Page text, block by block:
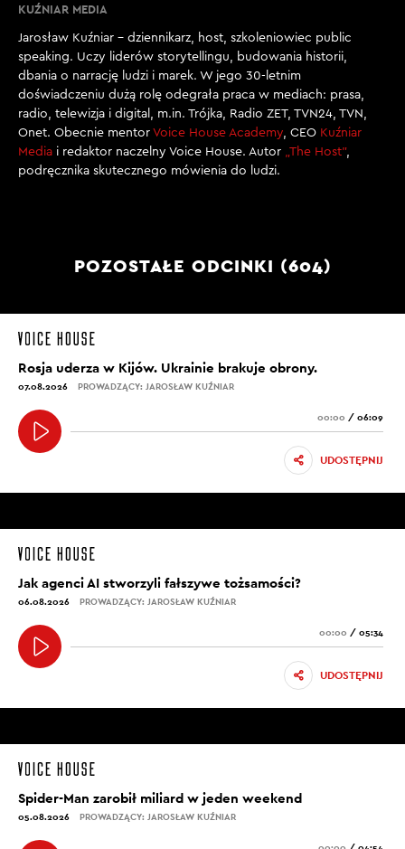
KUŹNIAR MEDIA
Jarosław Kuźniar – dziennikarz, host, szkoleniowiec public
speaking. Uczy liderów storytellingu, budowania historii,
dbania o narrację ludzi i marek. W jego 30-letnim
doświadczeniu dużą rolę odegrała praca w mediach: prasa,
radio, telewizja i digital, m.in. Trójka, Radio ZET, TVN24, TVN,
Onet. Obecnie mentor Voice House Academy, CEO Kuźniar
Media i redaktor naczelny Voice House. Autor „The Host”,
podręcznika skutecznego mówienia do ludzi.
POZOSTAŁE ODCINKI (604)
Rosja uderza w Kijów. Ukrainie brakuje obrony.
07.08.2026 PROWADZĄCY: JAROSŁAW KUŹNIAR
00:00 / 06:09
UDOSTĘPNIJ
Jak agenci AI stworzyli fałszywe tożsamości?
06.08.2026 PROWADZĄCY: JAROSŁAW KUŹNIAR
00:00 / 05:34
UDOSTĘPNIJ
Spider-Man zarobił miliard w jeden weekend
05.08.2026 PROWADZĄCY: JAROSŁAW KUŹNIAR